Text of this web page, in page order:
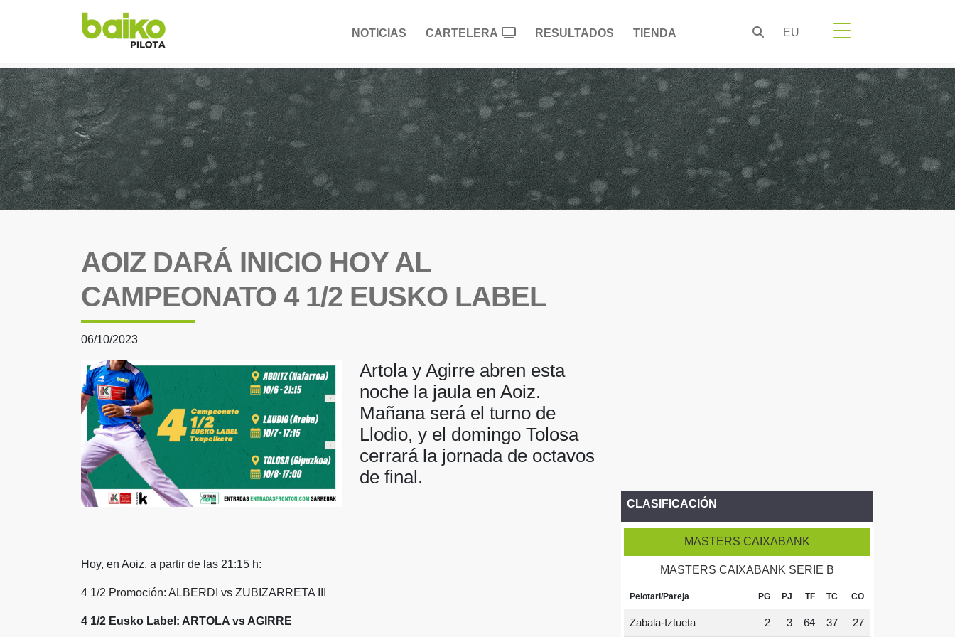
NOTICIAS CARTELERA RESULTADOS TIENDA EU
AOIZ DARÁ INICIO HOY AL
CAMPEONATO 4 1/2 EUSKO LABEL
06/10/2023
Artola y Agirre abren esta
noche la jaula en Aoiz.
Mañana será el turno de
Llodio, y el domingo Tolosa
cerrará la jornada de octavos
de final.
Hoy, en Aoiz, a partir de las 21:15 h:
4 1/2 Promoción: ALBERDI vs ZUBIZARRETA III
4 1/2 Eusko Label: ARTOLA vs AGIRRE
CLASIFICACIÓN
MASTERS CAIXABANK
MASTERS CAIXABANK SERIE B
Pelotari/Pareja PG PJ TF TC CO
Zabala-Iztueta 2 3 64 37 27